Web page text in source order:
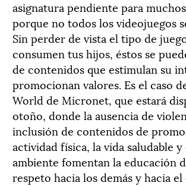
asignatura pendiente para
porque no todos los videojuegos
Sin perder de vista el tipo de
consumen tus hijos, éstos se
de contenidos que estimulan su
promocionan valores. Es el caso
World de Micronet, que estará
otoño, donde la ausencia de
inclusión de contenidos de
actividad física, la vida saludable
ambiente fomentan la educación
respeto hacia los demás y hacia